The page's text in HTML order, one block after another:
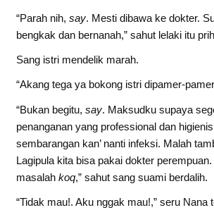
“Parah nih, say. Mesti dibawa ke dokter.
bengkak dan bernanah,” sahut lelaki itu
Sang istri mendelik marah.
“Akang tega ya bokong istri dipamer-
“Bukan begitu, say. Maksudku supaya
penanganan yang professional dan
sembarangan kan’ nanti infeksi. Malah
Lagipula kita bisa pakai dokter
masalah koq,” sahut sang suami berdalih.
“Tidak mau!. Aku nggak mau!,” seru Nana